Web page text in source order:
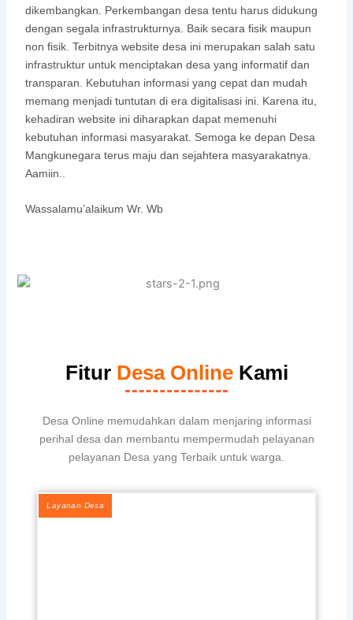
dikembangkan. Perkembangan desa tentu harus didukung
dengan segala infrastrukturnya. Baik secara fisik maupun
non fisik. Terbitnya website desa ini merupakan salah satu
infrastruktur untuk menciptakan desa yang informatif dan
transparan. Kebutuhan informasi yang cepat dan mudah
memang menjadi tuntutan di era digitalisasi ini. Karena itu,
kehadiran website ini diharapkan dapat memenuhi
kebutuhan informasi masyarakat. Semoga ke depan Desa
Mangkunegara terus maju dan sejahtera masyarakatnya.
Aamiin..
Wassalamu’alaikum Wr. Wb
Fitur Desa OnlineKami
Desa Online memudahkan dalam menjaring informasi
perihal desa dan membantu mempermudah pelayanan
pelayanan Desa yang Terbaik untuk warga.
Layanan Desa